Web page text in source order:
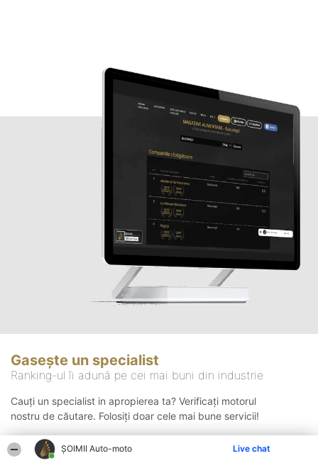
ȘOIMII Auto-moto Live chat
Gasește un specialist
Ranking-ul îi adună pe cei mai buni din industrie
Cauți un specialist in apropierea ta? Verificați motorul
nostru de căutare. Folosiți doar cele mai bune servicii!